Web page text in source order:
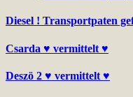
Diesel ! Transportpaten
Csarda ♥ vermittelt ♥
Deszö 2 ♥ vermittelt ♥